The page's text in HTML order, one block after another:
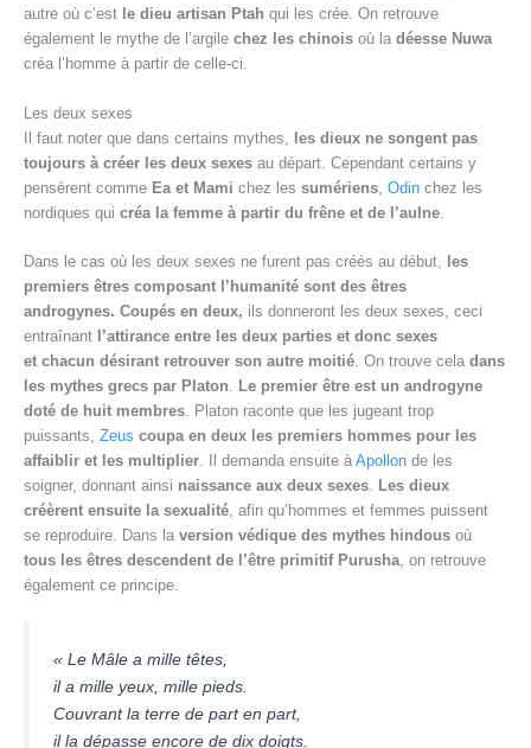
autre où c’est le dieu artisan Ptah qui les crée. On retrouve
également le mythe de l’argile chez les chinois où la déesse Nuwa
créa l’homme à partir de celle-ci.
Les deux sexes
Il faut noter que dans certains mythes,
les dieux ne songent pas
toujours à créer les deux sexes au départ. Cependant certains y
pensèrent comme Ea et Mami chez les sumériens Odin chez les
nordiques qui créa la femme à partir du frêne et de l’aulne
Dans le cas où les deux sexes ne furent pas créés au début, les
premiers êtres composant l’humanité sont des êtres
androgynes. Coupés en deux, ils donneront les deux sexes, ceci
entraînant l’attirance entre les deux parties et donc sexes
et chacun désirant retrouver son autre moitié. On trouve cela dans
les mythes grecs par Platon. Le premier être est un androgyne
doté de huit membres. Platon raconte que les jugeant trop
puissants, Zeus coupa en deux les premiers hommes pour les
affaiblir et les multiplier. Il demanda ensuite à Apollon de les
soigner, donnant ainsi naissance aux deux sexes. Les dieux
créèrent ensuite la sexualité, afin qu’hommes et femmes puissent
se reproduire. Dans la version védique des mythes hindous où
tous les êtres descendent de l’être primitif Purusha, on retrouve
également ce principe.
« Le Mâle a mille têtes,
il a mille yeux, mille pieds.
Couvrant la terre de part en part,
il la dépasse encore de dix doigts.